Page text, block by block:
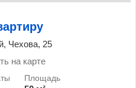
Чехова, 25
на карте